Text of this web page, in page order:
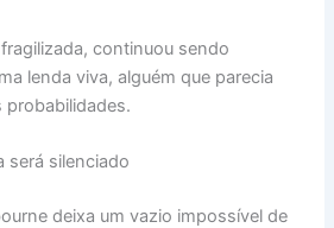
continuou sendo
lenda viva, alguém que parecia
probabilidades.
será silenciado
deixa um vazio impossível de